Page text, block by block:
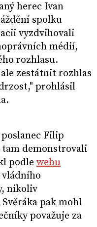
herec Ivan
spolku
vyzdvihovali
médií,
rozhlasu.
zestátnit rozhlas
prohlásil
Filip
demonstrovali
podle webu
vládního
nikoliv
pak mohl
považuje za